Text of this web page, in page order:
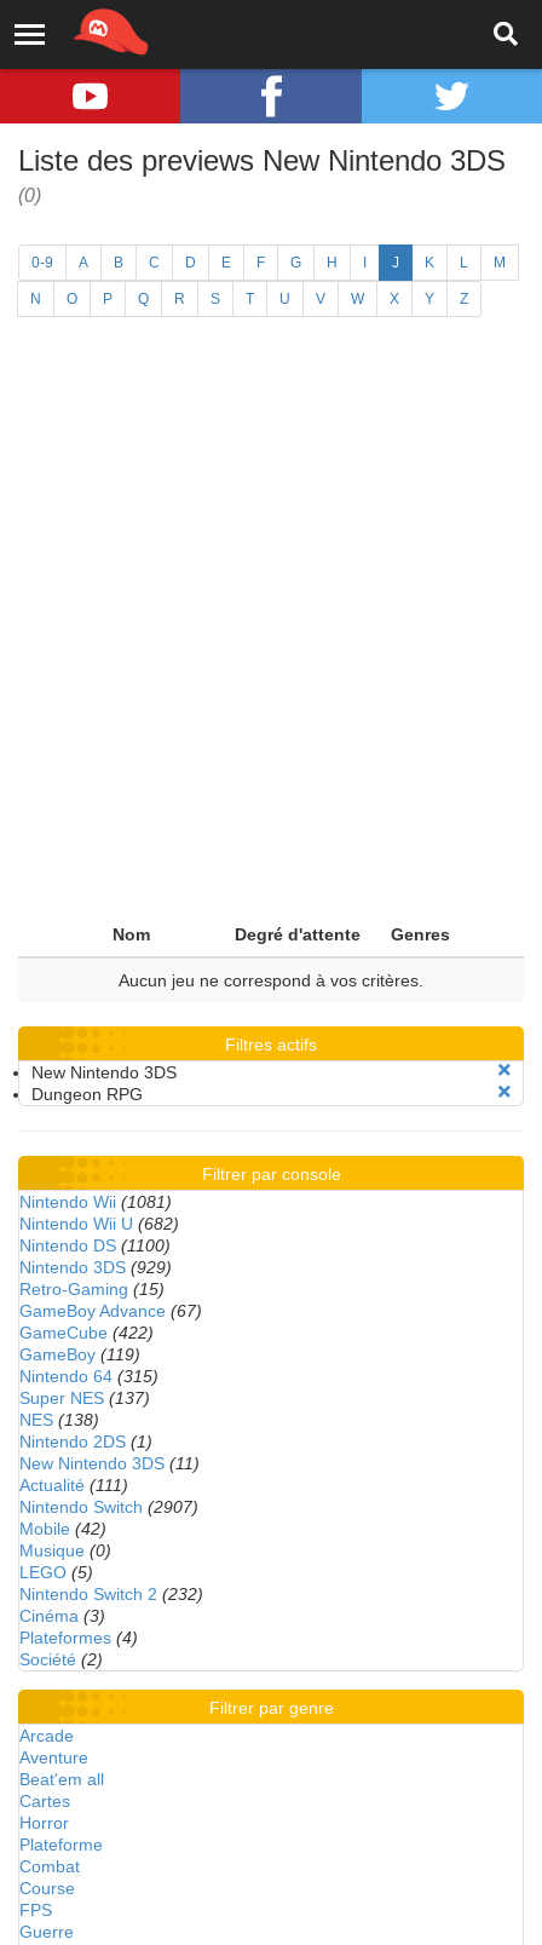
Liste des previews New Nintendo 3DS
(0)
0-9 A B C D E F G H J K L M
N O P Q R S T U V W X Y Z
Nom Degré d'attente Genres
Aucun jeu ne correspond à vos critères.
Filtres actifs
New Nintendo 3DS
Dungeon RPG
Filtrer par console
Nintendo Wii (1081)
Nintendo Wii U (682)
Nintendo DS (1100)
Nintendo 3DS (929)
Retro-Gaming (15)
GameBoy Advance (67)
GameCube (422)
GameBoy (119)
Nintendo 64 (315)
Super NES (137)
NES (138)
Nintendo 2DS (1)
New Nintendo 3DS (11)
Actualité (111)
Nintendo Switch (2907)
Mobile (42)
Musique (0)
LEGO (5)
Nintendo Switch 2 (232)
Cinéma (3)
Plateformes (4)
Société (2)
Filtrer par genre
Arcade
Aventure
Beat'em all
Cartes
Horror
Plateforme
Combat
Course
FPS
Guerre